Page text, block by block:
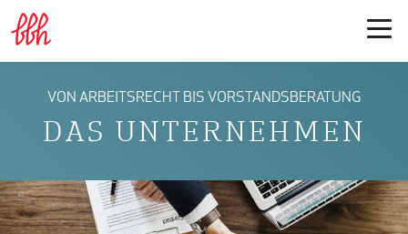
VON ARBEITSRECHT BIS VORSTANDSBERATUNG
DAS UNTERNEHMEN